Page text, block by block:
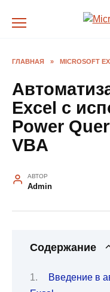
ГЛАВНАЯ » MICROSOFT
Excel с
Power
VBA
АВТОР
Admin
Содержание
Введение в